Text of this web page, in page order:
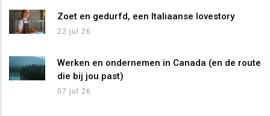
Zoet en gedurfd, een Italiaanse lovestory
22 jul 26
Werken en ondernemen in Canada (en de route
die bij jou past)
07 jul 26